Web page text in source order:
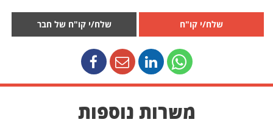
שלח/י קו"ח שלח/י קו"ח של חבר
משרות נוספות